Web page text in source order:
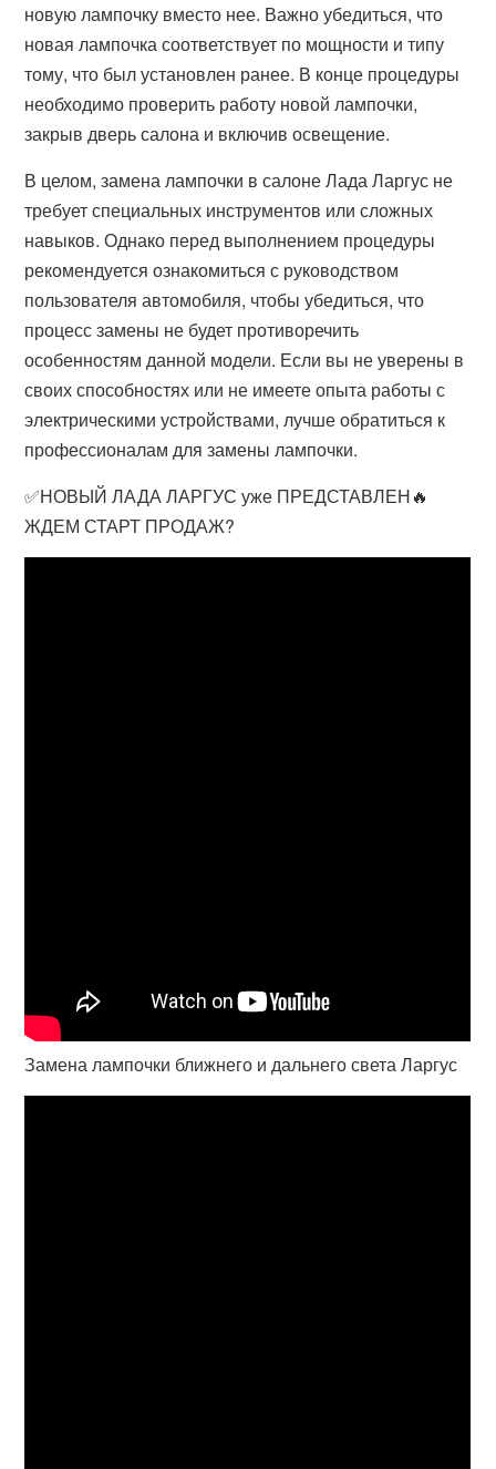
новую лампочку вместо нее. Важно убедиться, что
новая лампочка соответствует по мощности и типу
тому, что был установлен ранее. В конце процедуры
необходимо проверить работу новой лампочки,
закрыв дверь салона и включив освещение.
В целом, замена лампочки в салоне Лада Ларгус не
требует специальных инструментов или сложных
навыков. Однако перед выполнением процедуры
рекомендуется ознакомиться с руководством
пользователя автомобиля, чтобы убедиться, что
процесс замены не будет противоречить
особенностям данной модели. Если вы не уверены в
своих способностях или не имеете опыта работы с
электрическими устройствами, лучше обратиться к
профессионалам для замены лампочки.
✅НОВЫЙ ЛАДА ЛАРГУС уже ПРЕДСТАВЛЕН🔥
ЖДЕМ СТАРТ ПРОДАЖ?
Замена лампочки ближнего и дальнего света Ларгус